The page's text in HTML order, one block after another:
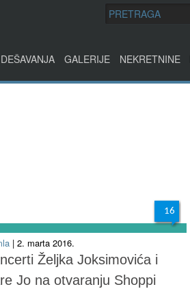
DEŠAVANJA GALERIJE NEKRETNINE
16
| 2. marta 2016.
Željka Joksimovića i
Jo na otvaranju Shoppi